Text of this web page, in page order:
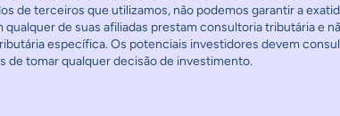
de terceiros que utilizamos, não podemos garantir a
de suas afiliadas prestam consultoria tributária e
específica. Os potenciais investidores devem
de tomar qualquer decisão de investimento.